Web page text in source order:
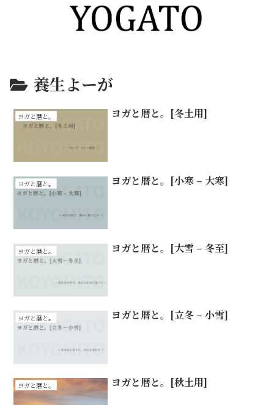
養生よーが
ヨガと暦と。 ヨガと暦と。[冬土用]
ヨガと暦と。 ヨガと暦と。[小寒 – 大寒]
ヨガと暦と。 ヨガと暦と。[大雪 – 冬至]
ヨガと暦と。 ヨガと暦と。[立冬 – 小雪]
ヨガと暦と。 ヨガと暦と。[秋土用]